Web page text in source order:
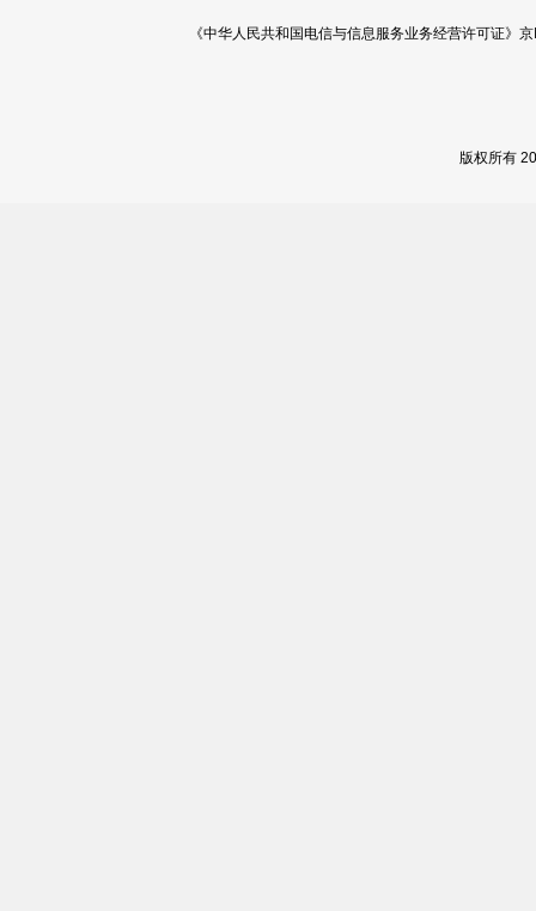
《中华人民共和国电信与信息服务业务经营许可证
版权所有